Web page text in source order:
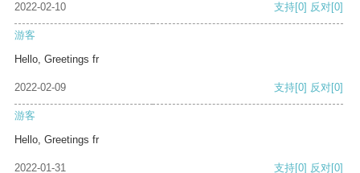
2022-02-10 支持[0] 反对[0]
游客
Hello, Greetings fr
2022-02-09 支持[0] 反对[0]
游客
Hello, Greetings fr
2022-01-31 支持[0] 反对[0]